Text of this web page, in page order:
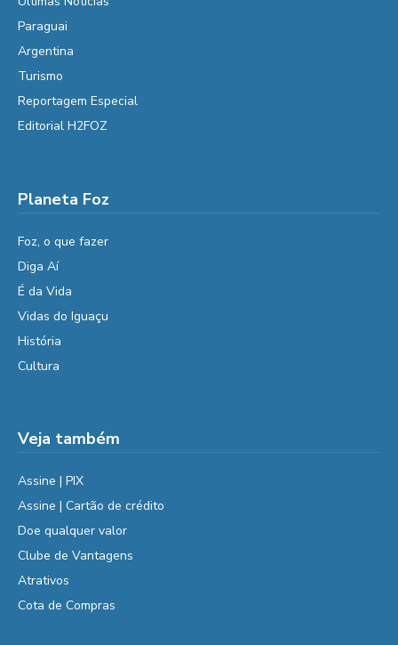
Paraguai
Argentina
Turismo
Reportagem Especial
Editorial H2FOZ
Planeta Foz
Foz, o que fazer
Diga Aí
É da Vida
Vidas do Iguaçu
História
Cultura
Veja também
Assine | PIX
Assine | Cartão de crédito
Doe qualquer valor
Clube de Vantagens
Atrativos
Cota de Compras